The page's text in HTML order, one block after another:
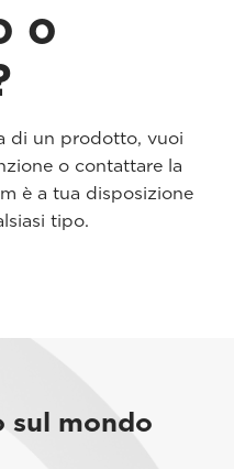
o
di un prodotto, vuoi
o contattare la
è a tua disposizione
tipo.
sul mondo